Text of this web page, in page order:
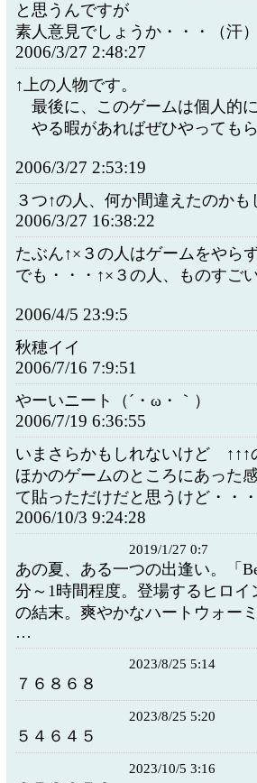
と思うんですが
素人意見でしょうか・・・（汗）
2006/3/27 2:48:27
↑上の人物です。
最後に、このゲームは個人的
やる暇があればぜひやっても
2006/3/27 2:53:19
３つ↑の人、何か間違えたのか
2006/3/27 16:38:22
たぶん↑×３の人はゲームをやら
でも・・・↑×３の人、ものすご
2006/4/5 23:9:5
秋穂イイ
2006/7/16 7:9:51
やーいニート（´・ω・｀）
2006/7/19 6:36:55
いまさらかもしれないけど ↑↑↑
ほかのゲームのところにあった
て貼っただけだと思うけど・・・
2006/10/3 9:24:28
2019/1/27 0:7
あの夏、ある一つの出逢い。「
分～1時間程度。登場するヒロ
の結末。爽やかなハートウォー
…
2023/8/25 5:14
７６８６８
2023/8/25 5:20
５４６４５
2023/10/5 3:16